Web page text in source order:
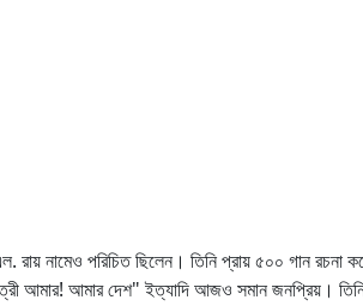
রায় নামেও পরিচিত ছিলেন। তিনি প্রায় ৫০০ গান
আমার! আমার দেশ" ইত্যাদি আজও সমান জনপ্রিয়।